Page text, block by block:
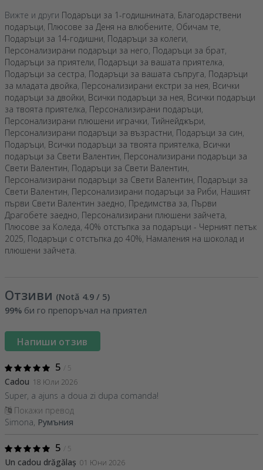
Вижте и други Подаръци за 1-годишнината, Благодарствени
подаръци, Плюсове за Деня на влюбените, Обичам те,
Подаръци за 14-годишни, Подаръци за колеги,
Персонализирани подаръци за него, Подаръци за брат,
Подаръци за приятели, Подаръци за вашата приятелка,
Подаръци за сестра, Подаръци за вашата съпруга, Подаръци
за младата двойка, Персонализирани екстри за нея, Всички
подаръци за двойки, Всички подаръци за нея, Всички подаръци
за твоята приятелка, Персонализирани подаръци,
Персонализирани плюшени играчки, Тийнейджъри,
Персонализирани подаръци за възрастни, Подаръци за син,
Подаръци, Всички подаръци за твоята приятелка, Всички
подаръци за Свети Валентин, Персонализирани подаръци за
Свети Валентин, Подаръци за Свети Валентин,
Персонализирани подаръци за Свети Валентин, Подаръци за
Свети Валентин, Персонализирани подаръци за Риби, Нашият
първи Свети Валентин заедно, Предимства за, Първи
Драгобете заедно, Персонализирани плюшени зайчета,
Плюсове за Коледа, 40% отстъпка за подаръци - Черният петък
2025, Подаръци с отстъпка до 40%, Намаления на шоколад и
плюшени зайчета.
Отзиви (Notă 4.9 / 5)
99% би го препоръчал на приятел
Напиши отзив
5 / 5
Cadou 18 Юли 2026
Super, a ajuns a doua zi dupa comanda!
Покажи превод
Simona, Румъния
5 / 5
Un cadou drăgălaș 01 Юни 2026